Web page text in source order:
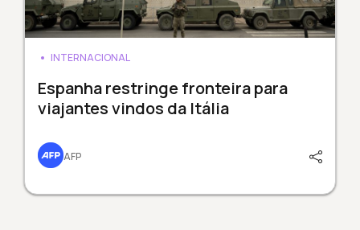
INTERNACIONAL
Espanha restringe fronteira para
viajantes vindos da Itália
AFP